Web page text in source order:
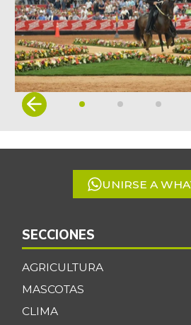
Item
5
UNIRSE A
SECCIONES
AGRICULTURA
MASCOTAS
CLIMA